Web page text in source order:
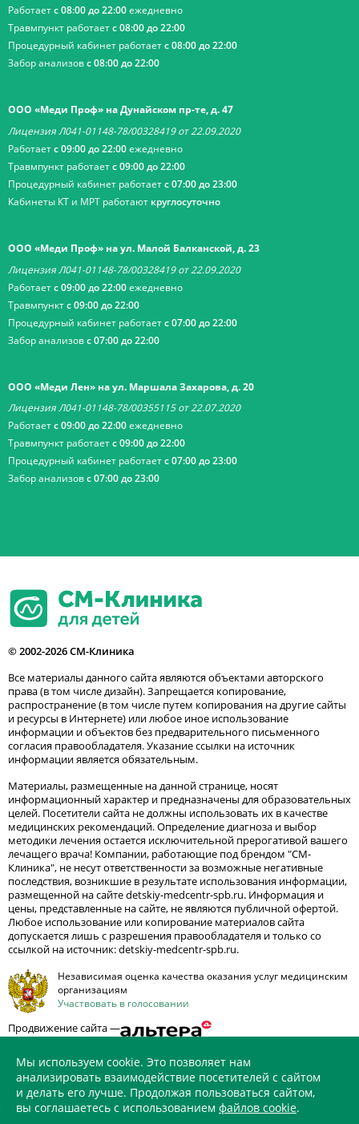
Работаетс 08:00 до 22:00ежедневно
Травмпункт работаетс 08:00 до 22:00
Процедурный кабинет работаетс 08:00 до 22:00
Забор анализовс 08:00 до 22:00
ООО «Меди Проф» на Дунайском пр-те, д. 47
Лицензия Л041-01148-78/00328419 от 22.09.2020
Работаетс 09:00 до 22:00ежедневно
Травмпункт работаетс 09:00 до 22:00
Процедурный кабинет работаетс 07:00 до 23:00
Кабинеты КТ и МРТ работают круглосуточно
ООО «Меди Проф» на ул. Малой Балканской, д. 23
Лицензия Л041-01148-78/00328419 от 22.09.2020
Работаетс 09:00 до 22:00ежедневно
Травмпунктс 09:00 до 22:00
Процедурный кабинет работаетс 07:00 до 22:00
Забор анализовс 07:00 до 22:00
ООО «Меди Лен» на ул. Маршала Захарова, д. 20
Лицензия Л041-01148-78/00355115 от 22.07.2020
Работаетс 09:00 до 22:00ежедневно
Травмпункт работаетс 09:00 до 22:00
Процедурный кабинет работаетс 07:00 до 23:00
Забор анализовс 07:00 до 23:00
© 2002-2026 СМ-Клиника
Все материалы данного сайта являются объектами авторского
права (в том числе дизайн). Запрещается копирование,
распространение (в том числе путем копирования на другие сайты
и ресурсы в Интернете) или любое иное использование
информации и объектов без предварительного письменного
согласия правообладателя. Указание ссылки на источник
информации является обязательным.
Материалы, размещенные на данной странице, носят
информационный характер и предназначены для образовательных
целей. Посетители сайта не должны использовать их в качестве
медицинских рекомендаций. Определение диагноза и выбор
методики лечения остается исключительной прерогативой вашего
лечащего врача! Компании, работающие под брендом "СМ-
Клиника", не несут ответственности за возможные негативные
последствия, возникшие в результате использования информации,
размещенной на сайте detskiy-medcentr-spb.ru. Информация и
цены, представленные на сайте, не являются публичной офертой.
Любое использование или копирование материалов сайта
допускается лишь с разрешения правообладателя и только со
ссылкой на источник: detskiy-medcentr-spb.ru.
Независимая оценка качества оказания услуг медицинским
организациям
Участвовать в голосовании
Продвижение сайта —
ИМЕЮТСЯ ПРОТИВОПОКАЗАНИЯ. НЕОБХОДИМО
ПРОКОНСУЛЬТИРОВАТЬСЯ СО СПЕЦИАЛИСТОМ
Мы используем cookie. Это позволяет нам
анализировать взаимодействие посетителей с сайтом
и делать его лучше. Продолжая пользоваться сайтом,
вы соглашаетесь с использованием файлов cookie.